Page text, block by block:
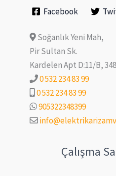
Facebook
Soğanlık Yeni Mah,
Pir Sultan Sk.
Kardelen Apt D:11/B,
0 532 234 83 99
0 532 234 83 99
905322348399
Çalışma